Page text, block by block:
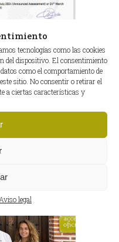
tecnologías como las cookies
del dispositivo. El consentimiento
como el comportamiento de
sitio. No consentir o retirar el
a ciertas características y
Aviso legal